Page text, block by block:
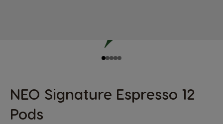
NEO Signature Espresso 12
Pods